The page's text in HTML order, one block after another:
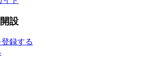
設
録する